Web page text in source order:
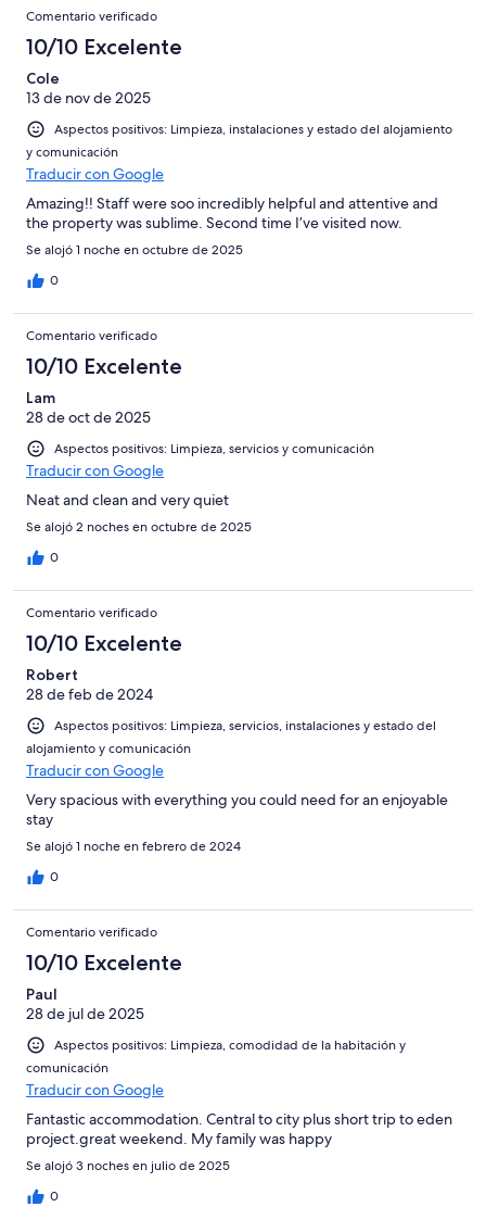
Comentario verificado
10/10 Excelente
Cole
13 de nov de 2025
Aspectos positivos: Limpieza, instalaciones y estado del alojamiento
y comunicación
Traducir con Google
Amazing!! Staff were soo incredibly helpful and attentive and
the property was sublime. Second time I’ve visited now.
Se alojó 1 noche en octubre de 2025
0
Comentario verificado
10/10 Excelente
Lam
28 de oct de 2025
Aspectos positivos: Limpieza, servicios y comunicación
Traducir con Google
Neat and clean and very quiet
Se alojó 2 noches en octubre de 2025
0
Comentario verificado
10/10 Excelente
Robert
28 de feb de 2024
Aspectos positivos: Limpieza, servicios, instalaciones y estado del
alojamiento y comunicación
Traducir con Google
Very spacious with everything you could need for an enjoyable
stay
Se alojó 1 noche en febrero de 2024
0
Comentario verificado
10/10 Excelente
Paul
28 de jul de 2025
Aspectos positivos: Limpieza, comodidad de la habitación y
comunicación
Traducir con Google
Fantastic accommodation. Central to city plus short trip to eden
project.great weekend. My family was happy
Se alojó 3 noches en julio de 2025
0